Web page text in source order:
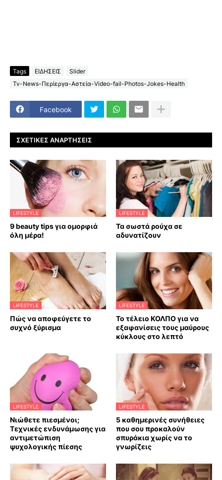
Tags ΕΙΔΗΣΕΙΣ
Slider
Tv-News-Περίεργα-Αστεία-Video-fail-Photos-Jokes-Health
Facebook
ΣΧΕΤΙΚΈΣ ΑΝΑΡΤΉΣΕΙΣ
LIFESTYLE
9 beauty tips για ομορφιά
όλη μέρα!
LIFESTYLE
Τα σωστά ρούχα σε
αδυνατίζουν
LIFESTYLE
Πώς να αποφεύγετε το
συχνό ξύρισμα
LIFESTYLE
Το τέλειο ΚΟΛΠΟ για να
εξαφανίσεις τους μαύρους
κύκλους στο λεπτό
LIFESTYLE
Νιώθετε πιεσμένοι;
Τεχνικές ενδυνάμωσης για
αντιμετώπιση
ψυχολογικής πίεσης
LIFESTYLE
5 καθημερινές συνήθειες
που σου προκαλούν
σπυράκια χωρίς να το
γνωρίζεις